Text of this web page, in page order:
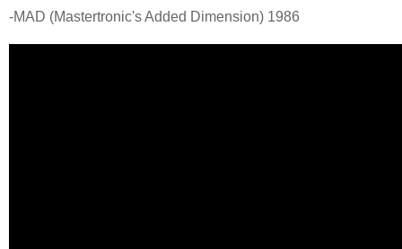
-MAD (Mastertronic's Added Dimension) 1986